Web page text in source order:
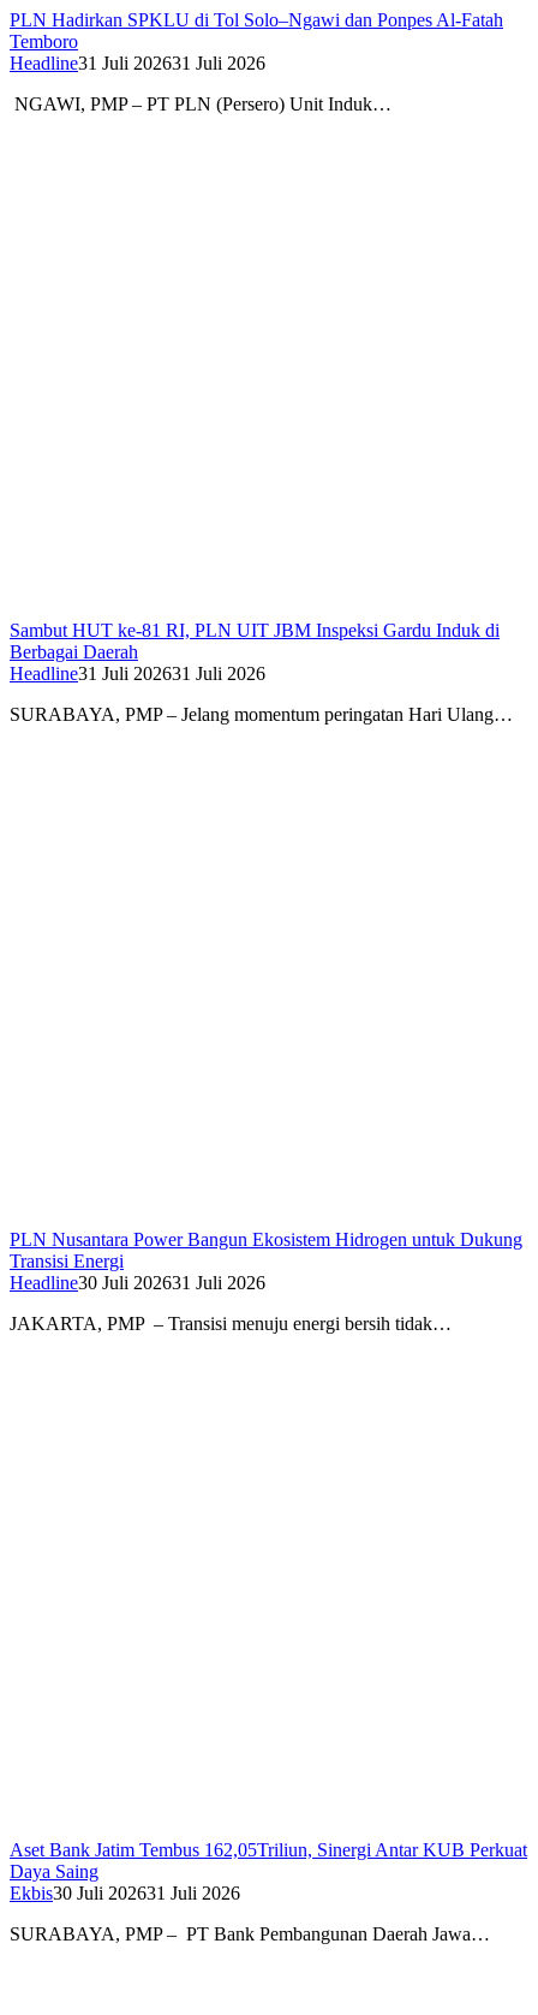
PLN Hadirkan SPKLU di Tol Solo–Ngawi dan Ponpes Al-Fatah
Temboro
Headline31 Juli 202631 Juli 2026
NGAWI, PMP – PT PLN (Persero) Unit Induk…
Sambut HUT ke-81 RI, PLN UIT JBM Inspeksi Gardu Induk di
Berbagai Daerah
Headline31 Juli 202631 Juli 2026
SURABAYA, PMP – Jelang momentum peringatan Hari Ulang…
PLN Nusantara Power Bangun Ekosistem Hidrogen untuk Dukung
Transisi Energi
Headline30 Juli 202631 Juli 2026
JAKARTA, PMP – Transisi menuju energi bersih tidak…
Aset Bank Jatim Tembus 162,05Triliun, Sinergi Antar KUB Perkuat
Daya Saing
Ekbis30 Juli 202631 Juli 2026
SURABAYA, PMP – PT Bank Pembangunan Daerah Jawa…